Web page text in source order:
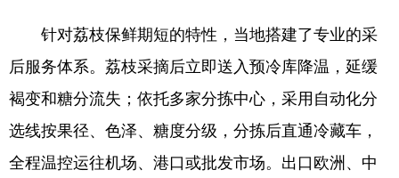
针对荔枝保鲜期短的特性，当地搭建了专业的采
后服务体系。荔枝采摘后立即送入预冷库降温，延缓
褐变和糖分流失；依托多家分拣中心，采用自动化分
选线按果径、色泽、糖度分级，分拣后直通冷藏车，
全程温控运往机场、港口或批发市场。出口欧洲、中